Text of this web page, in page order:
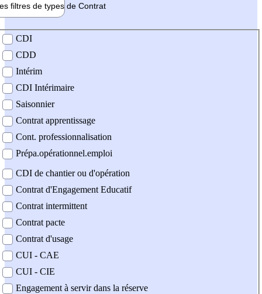
filtres de types de Contrat
contrat
CDI
CDD
Intérim
CDI Intérimaire
Saisonnier
Contrat apprentissage
Cont. professionnalisation
Prépa.opérationnel.emploi
CDI de chantier ou d'opération
Contrat d'Engagement Educatif
Contrat intermittent
Contrat pacte
Contrat d'usage
CUI - CAE
CUI - CIE
Engagement à servir dans la réserve